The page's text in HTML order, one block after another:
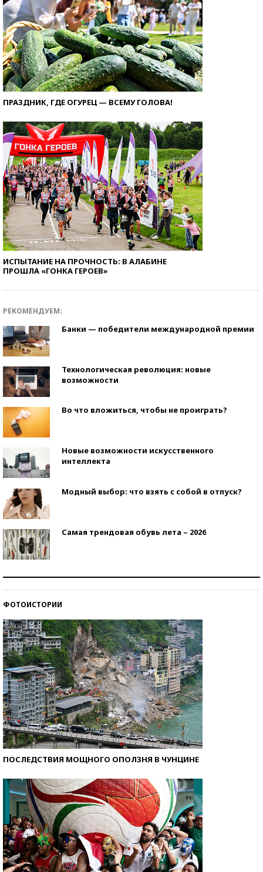
ПРАЗДНИК, ГДЕ ОГУРЕЦ — ВСЕМУ ГОЛОВА!
ИСПЫТАНИЕ НА ПРОЧНОСТЬ: В АЛАБИНЕ
ПРОШЛА «ГОНКА ГЕРОЕВ»
РЕКОМЕНДУЕМ:
Банки — победители международной премии
Технологическая революция: новые
возможности
Во что вложиться, чтобы не проиграть?
Новые возможности искусственного
интеллекта
Модный выбор: что взять с собой в отпуск?
Самая трендовая обувь лета – 2026
ФОТОИСТОРИИ
ПОСЛЕДСТВИЯ МОЩНОГО ОПОЛЗНЯ В ЧУНЦИНЕ